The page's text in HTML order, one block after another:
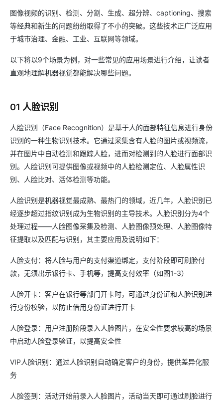
图像视频的识别、检测、分割、生成、超分辨、captioning、搜索
等经典和新生的问题纷纷取得了不小的突破。这些技术正广泛应用
于城市治理、金融、工业、互联网等领域。
以下将以9个场景为例，对一些常见的应用场景进行介绍，让读者
直观地理解机器视觉都能解决哪些问题。
01 人脸识别
人脸识别（Face Recognition）是基于人的面部特征信息进行身份
识别的一种生物识别技术。它通过采集含有人脸的图片或视频流，
并在图片中自动检测和跟踪人脸，进而对检测到的人脸进行面部识
别。人脸识别可提供图像或视频中的人脸检测定位、人脸属性识
别、人脸比对、活体检测等功能。
人脸识别是机器视觉最成熟、最热门的领域，近几年，人脸识别已
经逐步超过指纹识别成为生物识别的主导技术。人脸识别分为4个
处理过程——人脸图像采集及检测、人脸图像预处理、人脸图像特
征提取以及匹配与识别，其主要应用及说明如下：
人脸支付：将人脸与用户的支付渠道绑定，支付阶段即可刷脸付
款，无须出示银行卡、手机等，提高支付效率（如图1-3）
人脸开卡：客户在银行等部门开卡时，可通过身份证和人脸识别进
行身份校验，以防止借用身份证进行开卡
人脸登录：用户注册阶段录入人脸图片，在安全性要求较高的场景
中启动人脸登录验证，以提高安全性
VIP人脸识别：通过人脸识别自动确定客户的身份，提供差异化服
务
人脸签到：活动开始前录入人脸图片，活动当天即可通过刷脸进行